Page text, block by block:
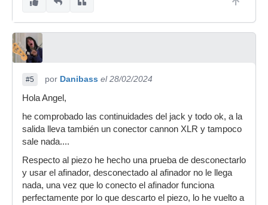
#5 por Danibass el 28/02/2024
Hola Angel,
he comprobado las continuidades del jack y todo ok, a la
salida lleva también un conector cannon XLR y tampoco
sale nada....
Respecto al piezo he hecho una prueba de desconectarlo
y usar el afinador, desconectado al afinador no le llega
nada, una vez que lo conecto el afinador funciona
perfectamente por lo que descarto el piezo, lo he vuelto a